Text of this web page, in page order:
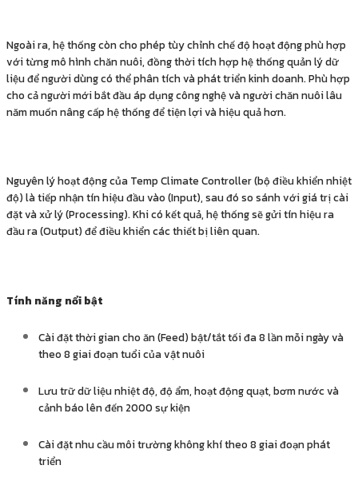
Ngoài ra, hệ thống còn cho phép tùy chỉnh chế độ hoạt động phù hợp
với từng mô hình chăn nuôi, đồng thời tích hợp hệ thống quản lý dữ
liệu để người dùng có thể phân tích và phát triển kinh doanh. Phù hợp
cho cả người mới bắt đầu áp dụng công nghệ và người chăn nuôi lâu
năm muốn nâng cấp hệ thống để tiện lợi và hiệu quả hơn.
Nguyên lý hoạt động của Temp Climate Controller (bộ điều khiển nhiệt
độ) là tiếp nhận tín hiệu đầu vào (Input), sau đó so sánh với giá trị cài
đặt và xử lý (Processing). Khi có kết quả, hệ thống sẽ gửi tín hiệu ra
đầu ra (Output) để điều khiển các thiết bị liên quan.
Tính năng nổi bật
Cài đặt thời gian cho ăn (Feed) bật/tắt tối đa 8 lần mỗi ngày và
theo 8 giai đoạn tuổi của vật nuôi
Lưu trữ dữ liệu nhiệt độ, độ ẩm, hoạt động quạt, bơm nước và
cảnh báo lên đến 2000 sự kiện
Cài đặt nhu cầu môi trường không khí theo 8 giai đoạn phát
triển